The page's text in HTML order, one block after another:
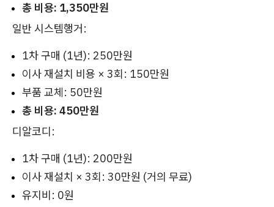
총 비용: 1,350만원
일반 시스템행거:
1차 구매 (1년): 250만원
이사 재설치 비용 × 3회: 150만원
부품 교체: 50만원
총 비용: 450만원
디알코디:
1차 구매 (1년): 200만원
이사 재설치 × 3회: 30만원 (거의 무료)
유지비: 0원